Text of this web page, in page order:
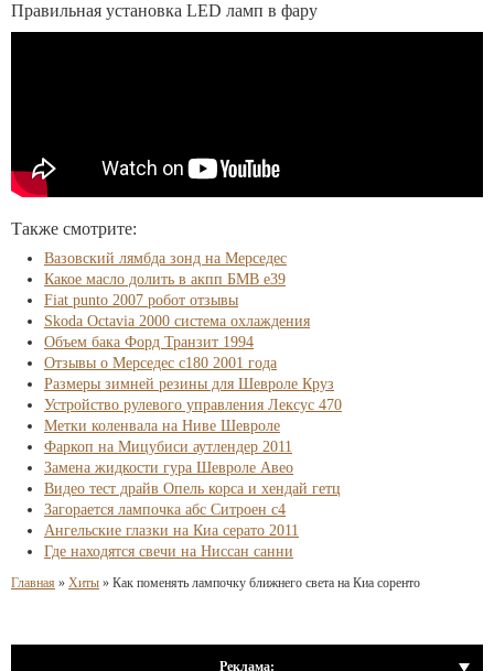
Правильная установка LED ламп в фару
Также смотрите:
Вазовский лямбда зонд на Мерседес
Какое масло долить в акпп БМВ е39
Fiat punto 2007 робот отзывы
Skoda Octavia 2000 система охлаждения
Объем бака Форд Транзит 1994
Отзывы о Мерседес c180 2001 года
Размеры зимней резины для Шевроле Круз
Устройство рулевого упрaвления Лексус 470
Метки коленвала на Ниве Шевроле
Фаркоп на Мицубиси аутлендер 2011
Замена жидкости гура Шевроле Авео
Видео тест драйв Опель корса и хендай гетц
Загорается лампочка абс Ситроен с4
Ангельские глазки на Киа серато 2011
Где находятся свечи на Ниссан санни
Главная » Хиты » Как поменять лампочку ближнего света на Киа соренто
Реклама: